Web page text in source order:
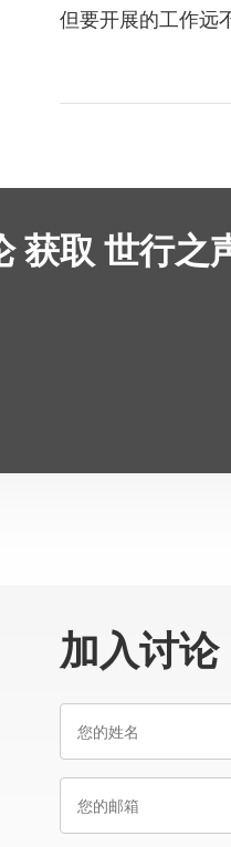
但要开展的工作远
获取 世行之
加入讨论